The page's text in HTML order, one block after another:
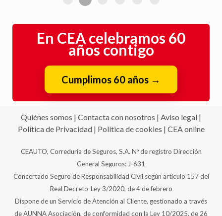
años contigo
Cumplimos 60 años→
Quiénes somos|Contacta con nosotros|Aviso legal
CEAUTO, Correduría de Seguros, S.A. Nº de registro Dirección
Concertado Seguro de Responsabilidad Civil según artículo 157 del
Real Decreto-Ley 3/2020, de 4 de febrero
Dispone de un Servicio de Atención al Cliente, gestionado a través
de AUNNA Asociación, de conformidad con la Ley 10/2025, de 26
de diciembre.